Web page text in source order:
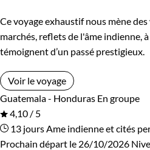
Ce voyage exhaustif nous mène
marchés, reflets de l'âme indienne,
témoignent d’un passé prestigieux.
Voir le voyage
Guatemala - Honduras En groupe
4,10 / 5
13 jours Ame indienne et cités
Prochain départ le 26/10/2026